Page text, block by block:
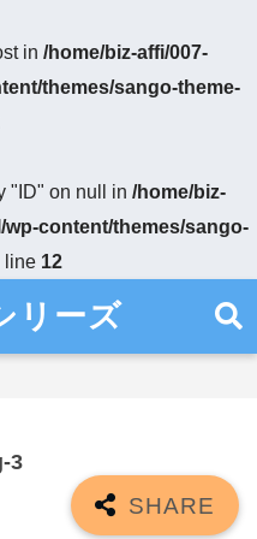
in /home/biz-affi/007-
themes/sango-theme-
"ID" on null in /home/biz-
content/themes/sango-
line 12
リーズ
3